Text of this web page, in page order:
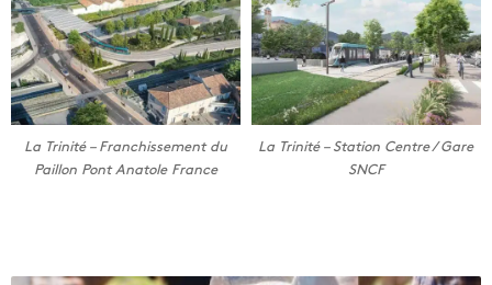
La Trinité – Franchissement du
Paillon Pont Anatole France
La Trinité – Station Centre / Gare
SNCF